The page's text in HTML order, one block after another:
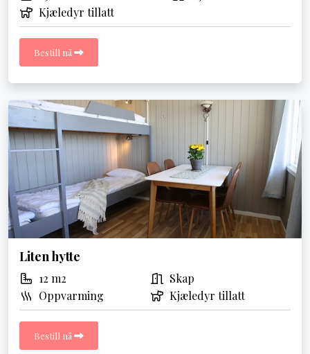
Kjæledyr tillatt
Bestill nå
Liten hytte
12 m2
Skap
Oppvarming
Kjæledyr tillatt
Bestill nå